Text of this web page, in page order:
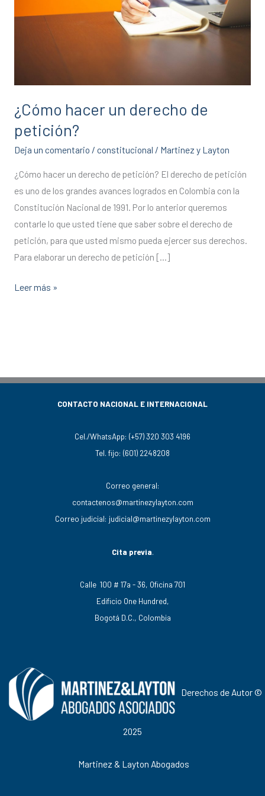
¿Cómo hacer un derecho de
petición?
Deja un comentario / constitucional / Martinez y Layton
¿Cómo hacer un derecho de petición? El derecho de petición
es uno de los grandes avances logrados en Colombia con la
Constitución Nacional de 1991. Por lo anterior queremos
contarle lo que usted tiene que saber sobre el derecho de
petición, para que usted mismo pueda ejercer sus derechos.
Para elaborar un derecho de petición […]
petición?
Leer más »
CONTACTO NACIONAL E INTERNACIONAL
Cel./WhatsApp: (+57) 320 303 4196
Tel. fijo: (601) 2248208
Correo general:
contactenos@martinezylayton.com
Correo judicial: judicial@martinezylayton.com
Cita previa.
Calle 100 # 17a - 36, Oficina 701
Edificio One Hundred,
Bogotá D.C., Colombia
Derechos de Autor ©
2025
Martinez & Layton Abogados